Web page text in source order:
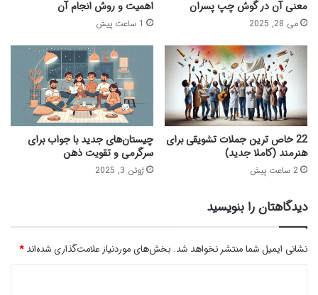
معنی آن در گوش چپ پسران
می 28, 2025
اهمیت و روش انجام آن
1 ساعت پیش
22 خاص ترین جملات تشویقی برای
هنرمند (کاملا جدید)
2 ساعت پیش
چیستان‌های جدید با جواب برای
سرگرمی و تقویت ذهن
ژوئن 3, 2025
دیدگاهتان را بنویسید
نشانی ایمیل شما منتشر نخواهد شد. بخش‌های موردنیاز علامت‌گذاری شده‌اند*